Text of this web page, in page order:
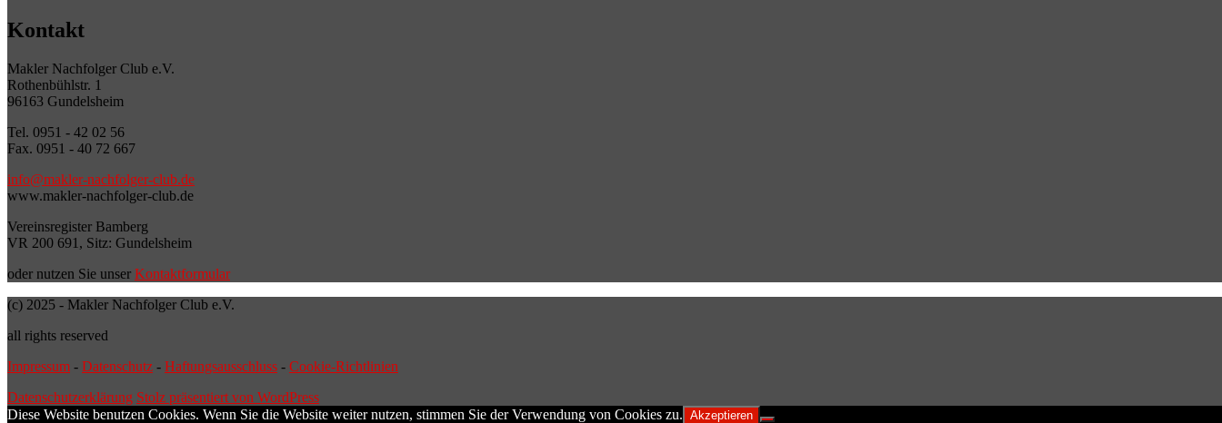
Kontakt
Makler Nachfolger Club e.V.
Rothenbühlstr. 1
96163 Gundelsheim
Tel. 0951 - 42 02 56
Fax. 0951 - 40 72 667
info@makler-nachfolger-club.de
www.makler-nachfolger-club.de
Vereinsregister Bamberg
VR 200 691, Sitz: Gundelsheim
oder nutzen Sie unser Kontaktformular
(c) 2025 - Makler Nachfolger Club e.V.
all rights reserved
Impressum - Datenschutz - Haftungsausschluss - Cookie-Richtlinien
Datenschutzerklärung Stolz präsentiert von WordPress
Diese Website benutzen Cookies. Wenn Sie die Website weiter nutzen, stimmen Sie der Verwendung von Cookies zu. Akzeptieren